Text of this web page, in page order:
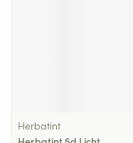
Herbatint